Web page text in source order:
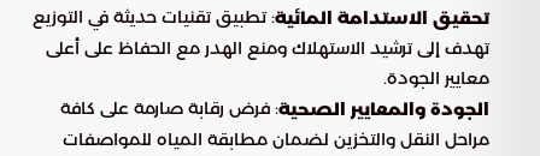
تحقيق الاستدامة المائية: تطبيق تقنيات حديثة في التوزيع
تهدف إلى ترشيد الاستهلاك ومنع الهدر مع الحفاظ على أعلى
معايير الجودة.
الجودة والمعايير الصحية: فرض رقابة صارمة على كافة
مراحل النقل والتخزين لضمان مطابقة المياه للمواصفات